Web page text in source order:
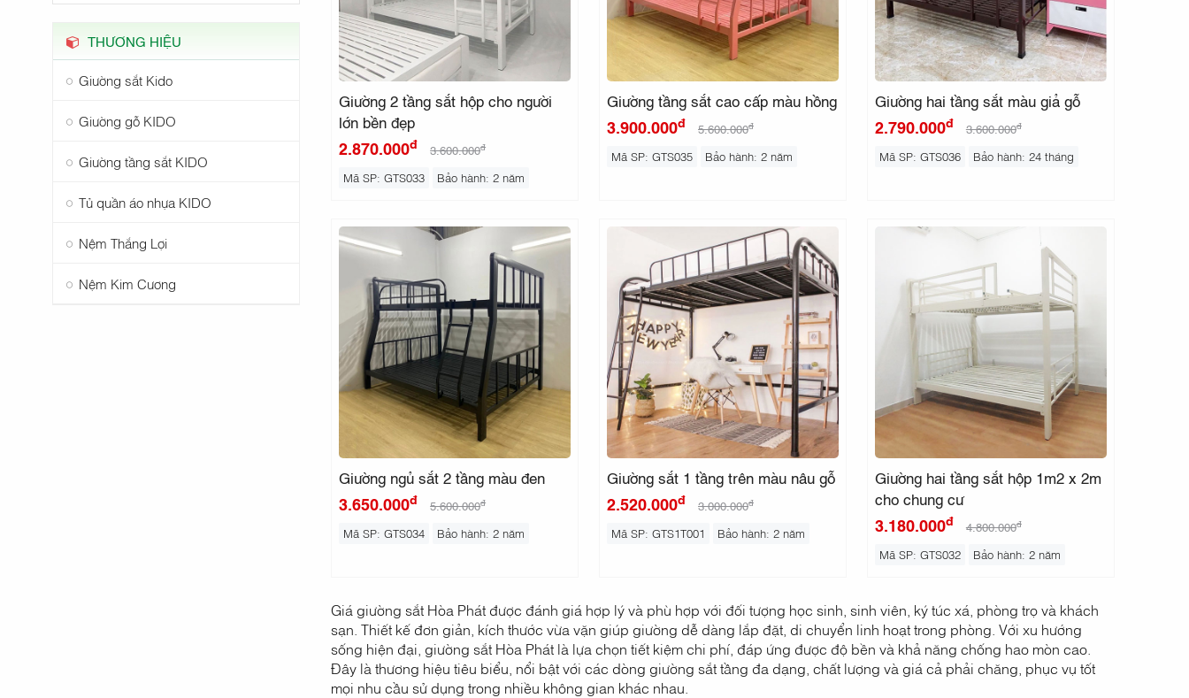
THƯƠNG HIỆU
Giường sắt Kido
Giường gỗ KIDO
Giường tầng sắt KIDO
Tủ quần áo nhựa KIDO
Nệm Thắng Lợi
Nệm Kim Cương
Giường 2 tầng sắt hộp cho người
lớn bền đẹp
2.870.000đ 3.600.000đ
Mã SP: GTS033 Bảo hành: 2 năm
Giường tầng sắt cao cấp màu hồng
3.900.000đ 5.600.000đ
Mã SP: GTS035 Bảo hành: 2 năm
Giường hai tầng sắt màu giả gỗ
2.790.000đ 3.600.000đ
Mã SP: GTS036 Bảo hành: 24 tháng
Giường ngủ sắt 2 tầng màu đen
3.650.000đ 5.600.000đ
Mã SP: GTS034 Bảo hành: 2 năm
Giường sắt 1 tầng trên màu nâu gỗ
2.520.000đ 3.000.000đ
Mã SP: GTS1T001 Bảo hành: 2 năm
Giường hai tầng sắt hộp 1m2 x 2m
cho chung cư
3.180.000đ 4.800.000đ
Mã SP: GTS032 Bảo hành: 2 năm
Giá giường sắt Hòa Phát được đánh giá hợp lý và phù hợp với đối tượng học sinh, sinh viên, ký túc xá, phòng trọ và khách
sạn. Thiết kế đơn giản, kích thước vừa vặn giúp giường dễ dàng lắp đặt, di chuyển linh hoạt trong phòng. Với xu hướng
sống hiện đại, giường sắt Hòa Phát là lựa chọn tiết kiệm chi phí, đáp ứng được độ bền và khả năng chống hao mòn cao.
Đây là thương hiệu tiêu biểu, nổi bật với các dòng giường sắt tầng đa dạng, chất lượng và giá cả phải chăng, phục vụ tốt
mọi nhu cầu sử dụng trong nhiều không gian khác nhau.